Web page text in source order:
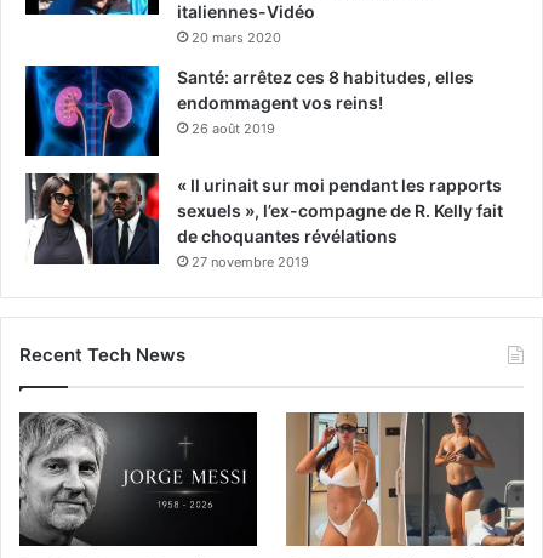
italiennes-Vidéo
20 mars 2020
Santé: arrêtez ces 8 habitudes, elles
endommagent vos reins!
26 août 2019
« Il urinait sur moi pendant les rapports
sexuels », l’ex-compagne de R. Kelly fait
de choquantes révélations
27 novembre 2019
Recent Tech News